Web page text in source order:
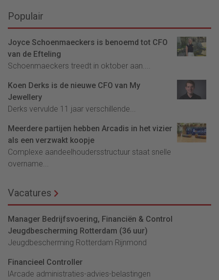
Populair
Joyce Schoenmaeckers is benoemd tot CFO
van de Efteling
Schoenmaeckers treedt in oktober aan....
Koen Derks is de nieuwe CFO van My
Jewellery
Derks vervulde 11 jaar verschillende...
Meerdere partijen hebben Arcadis in het vizier
als een verzwakt koopje
Complexe aandeelhoudersstructuur staat snelle
overname...
Vacatures
Manager Bedrijfsvoering, Financiën & Control
Jeugdbescherming Rotterdam (36 uur)
Jeugdbescherming Rotterdam Rijnmond
Financieel Controller
lArcade administraties-advies-belastingen